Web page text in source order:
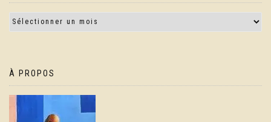
À PROPOS